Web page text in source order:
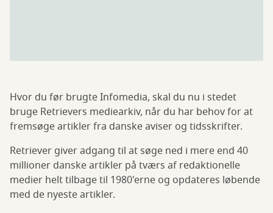
Hvor du før brugte Infomedia, skal du nu i stedet
bruge Retrievers mediearkiv, når du har behov for at
fremsøge artikler fra danske aviser og tidsskrifter.
Retriever giver adgang til at søge ned i mere end 40
millioner danske artikler på tværs af redaktionelle
medier helt tilbage til 1980'erne og opdateres løbende
med de nyeste artikler.